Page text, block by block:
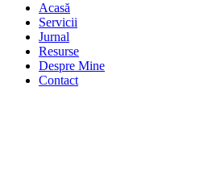
Acasă
Servicii
Jurnal
Resurse
Despre Mine
Contact